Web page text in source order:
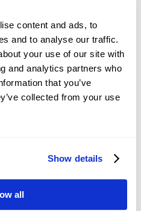
content and ads, to
and to analyse our traffic.
your use of our site with
and analytics partners who
that you’ve
collected from your use
Show details
all
Credit demand
trends –
Yuan: Range
US Dollar –
08 05:12:00 (GMT+0)